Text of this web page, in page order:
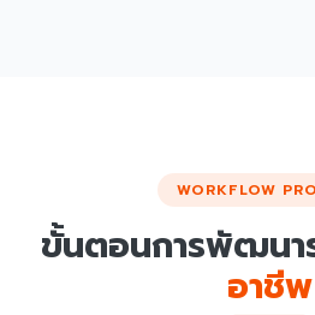
WORKFLOW
ขั้นตอนการพัฒนา
อาชีพ